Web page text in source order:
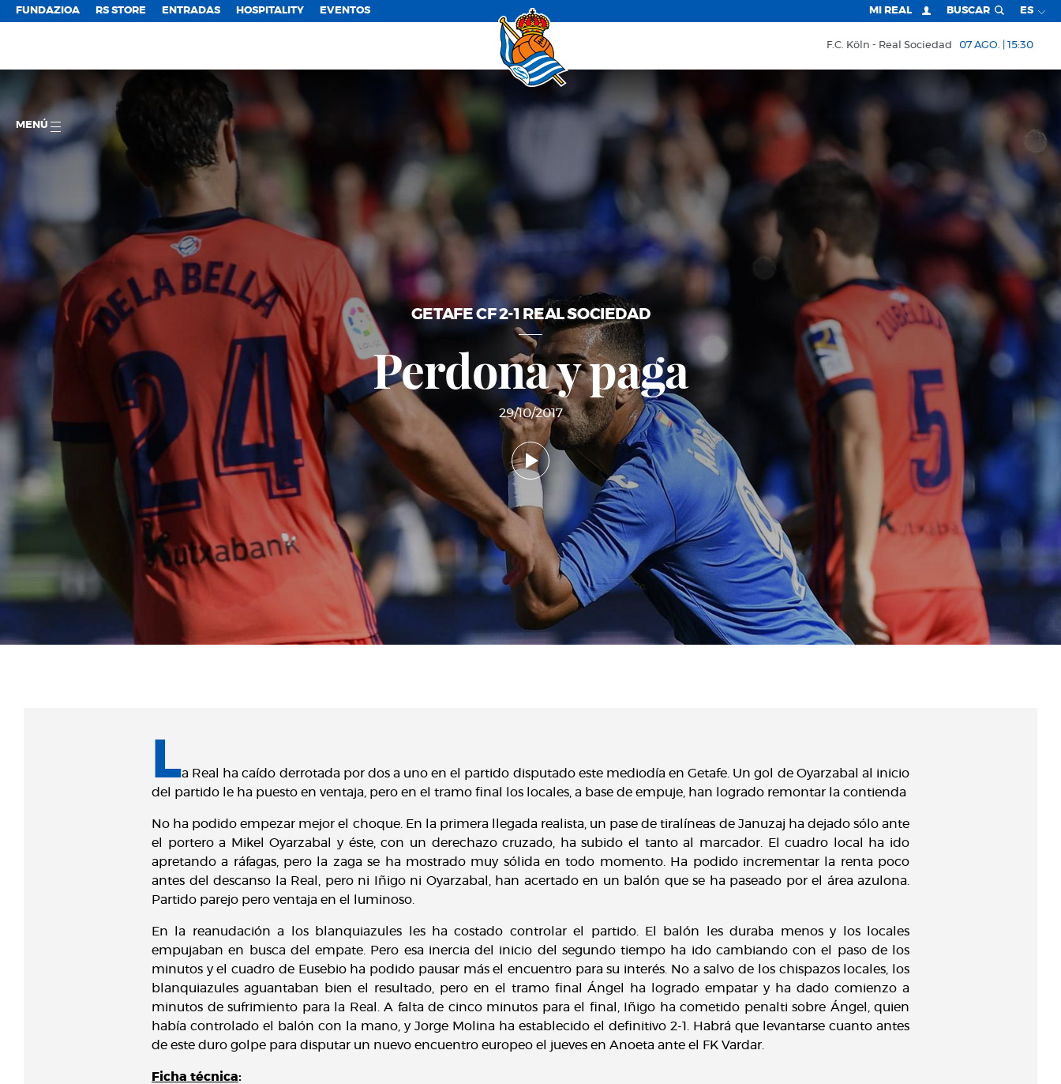
FUNDAZIOA RS STORE ENTRADAS HOSPITALITY EVENTOS MI REAL BUSCAR ES
F.C. Köln Real Sociedad 07 AGO. | 15:30
MENÚ
GETAFE CF 2-1 REAL SOCIEDAD
Perdona y paga
29/10/2017
La Real ha caído derrotada por dos a uno en el partido disputado este mediodía en Getafe. Un gol de Oyarzabal al inicio
del partido le ha puesto en ventaja, pero en el tramo final los locales, a base de empuje, han logrado remontar la contienda
No ha podido empezar mejor el choque. En la primera llegada realista, un pase de tiralíneas de Januzaj ha dejado sólo ante
el portero a Mikel Oyarzabal y éste, con un derechazo cruzado, ha subido el tanto al marcador. El cuadro local ha ido
apretando a ráfagas, pero la zaga se ha mostrado muy sólida en todo momento. Ha podido incrementar la renta poco
antes del descanso la Real, pero ni Iñigo ni Oyarzabal, han acertado en un balón que se ha paseado por el área azulona.
Partido parejo pero ventaja en el luminoso.
En la reanudación a los blanquiazules les ha costado controlar el partido. El balón les duraba menos y los locales
empujaban en busca del empate. Pero esa inercia del inicio del segundo tiempo ha ido cambiando con el paso de los
minutos y el cuadro de Eusebio ha podido pausar más el encuentro para su interés. No a salvo de los chispazos locales, los
blanquiazules aguantaban bien el resultado, pero en el tramo final Ángel ha logrado empatar y ha dado comienzo a
minutos de sufrimiento para la Real. A falta de cinco minutos para el final, Iñigo ha cometido penalti sobre Ángel, quien
había controlado el balón con la mano, y Jorge Molina ha establecido el definitivo 2-1. Habrá que levantarse cuanto antes
de este duro golpe para disputar un nuevo encuentro europeo el jueves en Anoeta ante el FK Vardar.
Ficha técnica: